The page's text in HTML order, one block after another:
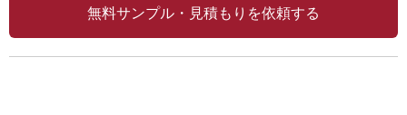
無料サンプル・見積もりを依頼する